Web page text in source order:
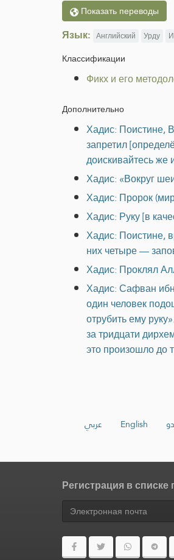
Показать переводы
Язык: Английский Урду
Классификации
Фикх и его
Дополнительно
Хадис: Поистине,
запретил
доискивайтесь же
Хадис: «Вокруг
Хадис: Пророк
Хадис: Руку [в
Хадис: Поистине,
них четыре —
Хадис: Проклял
Хадис: Сафван
один человек
отрубить ему
за тридцати
это произошло до
عربي English
Регистрация в